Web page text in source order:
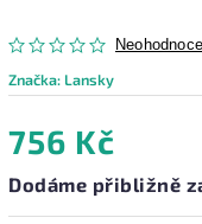
Značka: Lansky
756 Kč
Dodáme přibližně